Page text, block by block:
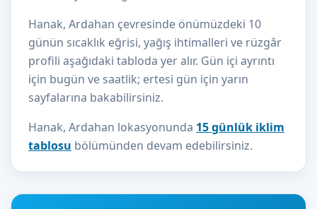
Hanak, Ardahan çevresinde önümüzdeki 10
günün sıcaklık eğrisi, yağış ihtimalleri ve rüzgâr
profili aşağıdaki tabloda yer alır. Gün içi ayrıntı
için bugün ve saatlik; ertesi gün için yarın
sayfalarına bakabilirsiniz.
Hanak, Ardahan lokasyonunda 15 günlük iklim
tablosu bölümünden devam edebilirsiniz.